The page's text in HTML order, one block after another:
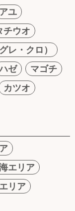
アユ
チウオ
レ・クロ）
ゼ
マゴチ
カツオ
エリア
リア